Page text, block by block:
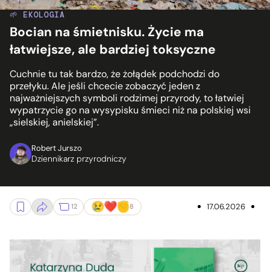
🌱 EKOLOGIA
Bocian na śmietnisku. Życie ma
łatwiejsze, ale bardziej toksyczne
Cuchnie tu tak bardzo, że żołądek podchodzi do
przełyku. Ale jeśli chcecie zobaczyć jeden z
najważniejszych symboli rodzimej przyrody, to łatwiej
wypatrzycie go na wysypisku śmieci niż na polskiej wsi
„sielskiej, anielskiej”.
Robert Jurszo
Dziennikarz przyrodniczy
12 8 17.06.2026